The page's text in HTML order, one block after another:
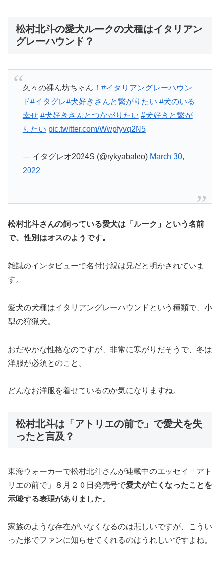
松村北斗の愛犬ルークの犬種はイタリアン
グレーハウンド？
久々の裸ん坊ちゃん！ #イタリアングレーハウン
ド#イタグレ#犬好きさんと繋がりたい #犬のいる
幸せ #犬好きさんとつながりたい #犬好きと繋が
りたい pic.twitter.com/Wwpfyvq2N5
— イタグレオ2024S (@rykyabaleo)March 30,
2022
松村北斗さんの飼っている愛犬は「ルーク」という名前
で、性別はオスのようです。
雑誌のインタビューで名付け親は兄だと明かされていま
す。
愛犬の犬種はイタリアングレーハウンドという種類で、小
型の狩猟犬。
おだやかな性格なのですが、非常に寒がりだそうで、冬は
洋服が必須とのこと。
どんなお洋服を着せているのか気になりますね。
松村北斗は「アトリエの前で」で愛犬を失
ったと言及？
東海ウォーカーで松村北斗さんが連載中のエッセイ「アト
リエの前で」８月２０日発売号で愛犬が亡くなったことを
示唆する表現がありました。
家族のような存在がいなくなるのは悲しいですが、こうい
った形でファンに知らせてくれるのはうれしいですよね。